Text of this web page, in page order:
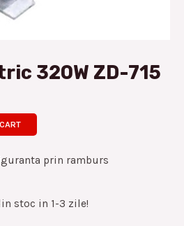
320W ZD-715
prin ramburs
stoc in 1-3 zile!